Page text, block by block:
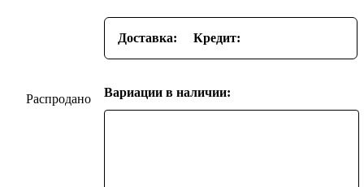
Доставка: Кредит:
Вариации в наличии: